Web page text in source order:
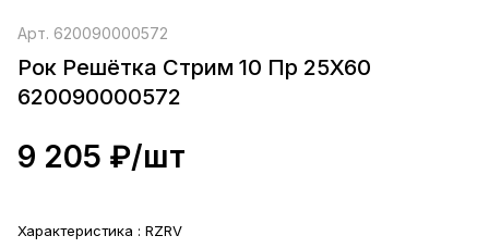
Арт. 620090000572
Рок Решётка Стрим 10 Пр 25X60
620090000572
9 205 ₽/шт
Характеристика : RZRV